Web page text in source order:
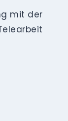
mit der